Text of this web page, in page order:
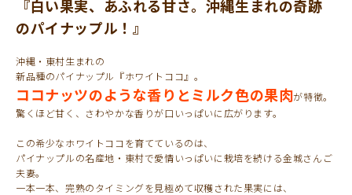
『白い果実、あふれる甘さ。沖縄生まれの奇跡
のパイナップル！』
沖縄・東村生まれの
新品種のパイナップル『ホワイトココ』。
ココナッツのような香りとミルク色の果肉が特徴。
驚くほど甘く、さわやかな香りが口いっぱいに広がります。
この希少なホワイトココを育てているのは、
パイナップルの名産地・東村で愛情いっぱいに栽培を続ける金城さんご
夫妻。
一本一本、完熟のタイミングを見極めて収穫された果実には、